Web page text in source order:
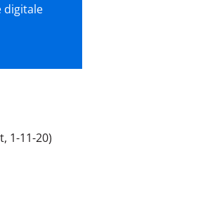
digitale
1-11-20)